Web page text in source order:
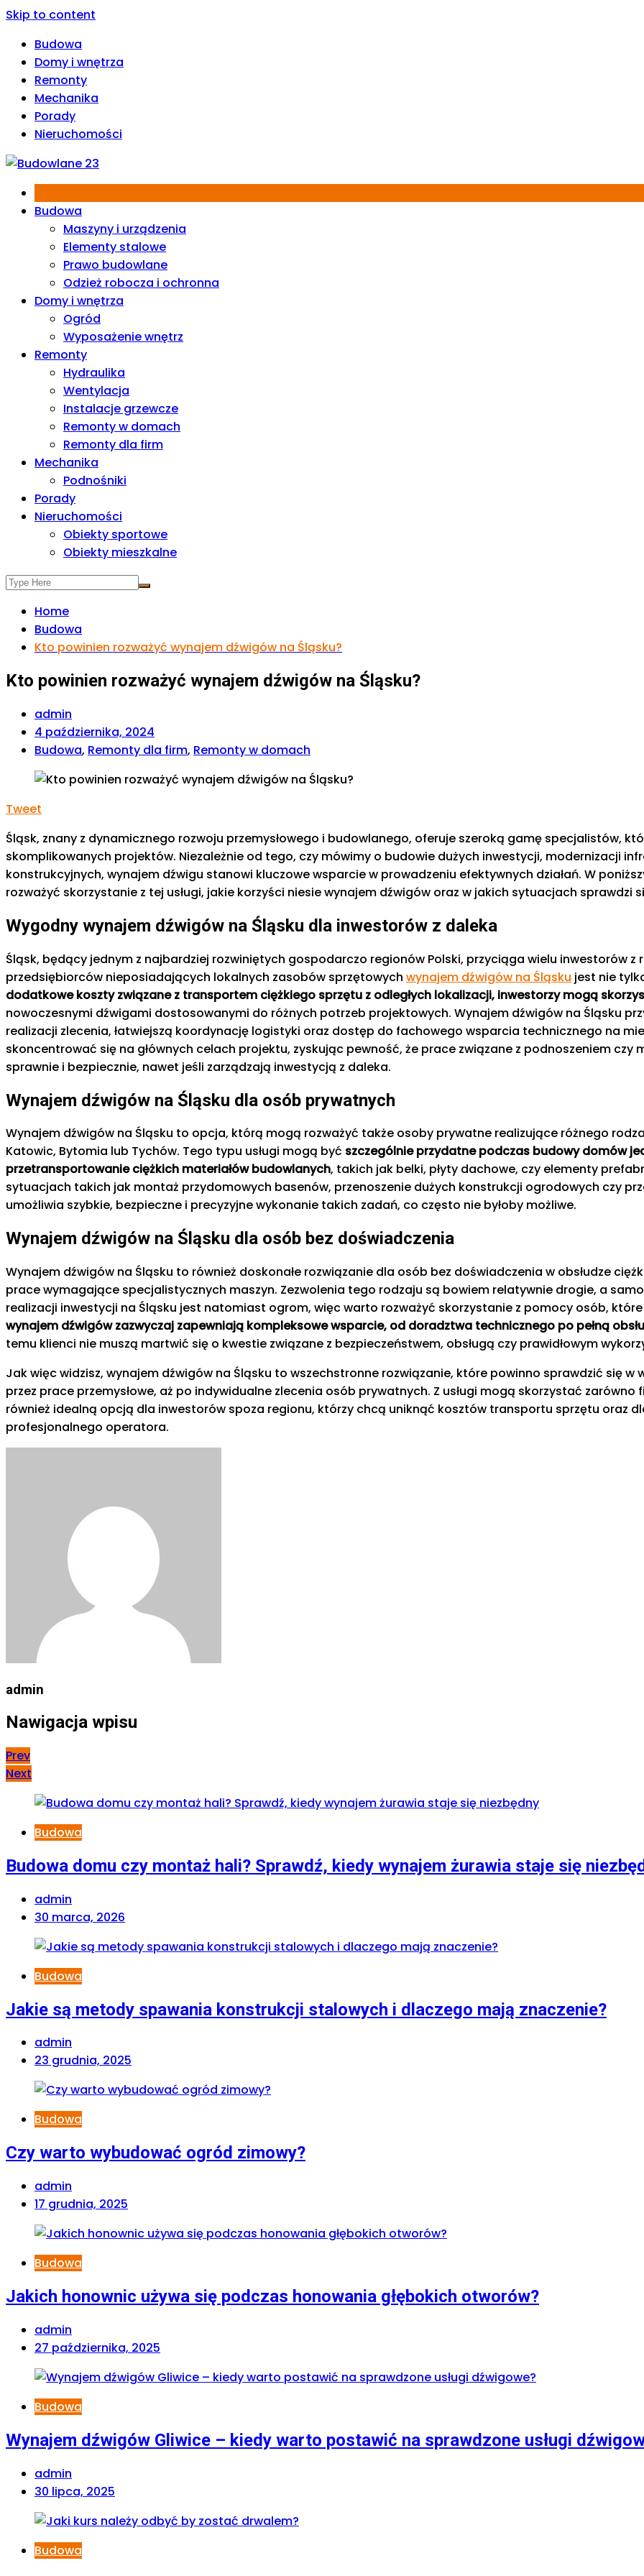
Skip to content
Budowa
Domy i wnętrza
Remonty
Mechanika
Porady
Nieruchomości
Budowa
Maszyny i urządzenia
Elementy stalowe
Prawo budowlane
Odzież robocza i ochronna
Domy i wnętrza
Ogród
Wyposażenie wnętrz
Remonty
Hydraulika
Wentylacja
Instalacje grzewcze
Remonty w domach
Remonty dla firm
Mechanika
Podnośniki
Porady
Nieruchomości
Obiekty sportowe
Obiekty mieszkalne
Home
Budowa
Kto powinien rozważyć wynajem dźwigów na Śląsku?
Kto powinien rozważyć wynajem dźwigów na Śląsku?
admin
4 października, 2024
Budowa, Remonty dla firm, Remonty w domach
Tweet
Śląsk, znany z dynamicznego rozwoju przemysłowego i budowlanego, oferuje szeroką gamę specjalistów,
skomplikowanych projektów. Niezależnie od tego, czy mówimy o budowie dużych inwestycji, modernizacji
konstrukcyjnych, wynajem dźwigu stanowi kluczowe wsparcie w prowadzeniu efektywnych działań. W
rozważyć skorzystanie z tej usługi, jakie korzyści niesie wynajem dźwigów oraz w jakich sytuacjach sprawdzi
Wygodny wynajem dźwigów na Śląsku dla inwestorów z daleka
Śląsk, będący jednym z najbardziej rozwiniętych gospodarczo regionów Polski, przyciąga wielu inwestorów z
przedsiębiorców nieposiadających lokalnych zasobów sprzętowych wynajem dźwigów na Śląsku jest nie
dodatkowe koszty związane z transportem ciężkiego sprzętu z odległych lokalizacji, inwestorzy mogą
nowoczesnymi dźwigami dostosowanymi do różnych potrzeb projektowych. Wynajem dźwigów na Śląsku
realizacji zlecenia, łatwiejszą koordynację logistyki oraz dostęp do fachowego wsparcia technicznego na
skoncentrować się na głównych celach projektu, zyskując pewność, że prace związane z podnoszeniem
sprawnie i bezpiecznie, nawet jeśli zarządzają inwestycją z daleka.
Wynajem dźwigów na Śląsku dla osób prywatnych
Wynajem dźwigów na Śląsku to opcja, którą mogą rozważyć także osoby prywatne realizujące różnego
Katowic, Bytomia lub Tychów. Tego typu usługi mogą być szczególnie przydatne podczas budowy domów
przetransportowanie ciężkich materiałów budowlanych, takich jak belki, płyty dachowe, czy elementy
sytuacjach takich jak montaż przydomowych basenów, przenoszenie dużych konstrukcji ogrodowych czy
umożliwia szybkie, bezpieczne i precyzyjne wykonanie takich zadań, co często nie byłoby możliwe.
Wynajem dźwigów na Śląsku dla osób bez doświadczenia
Wynajem dźwigów na Śląsku to również doskonałe rozwiązanie dla osób bez doświadczenia w obsłudze
prace wymagające specjalistycznych maszyn. Zezwolenia tego rodzaju są bowiem relatywnie drogie, a
realizacji inwestycji na Śląsku jest natomiast ogrom, więc warto rozważyć skorzystanie z pomocy osób,
wynajem dźwigów zazwyczaj zapewniają kompleksowe wsparcie, od doradztwa technicznego po pełną
temu klienci nie muszą martwić się o kwestie związane z bezpieczeństwem, obsługą czy prawidłowym
Jak więc widzisz, wynajem dźwigów na Śląsku to wszechstronne rozwiązanie, które powinno sprawdzić się
przez prace przemysłowe, aż po indywidualne zlecenia osób prywatnych. Z usługi mogą skorzystać
również idealną opcją dla inwestorów spoza regionu, którzy chcą uniknąć kosztów transportu sprzętu oraz
profesjonalnego operatora.
admin
Nawigacja wpisu
Prev
Next
Budowa
Budowa domu czy montaż hali? Sprawdź, kiedy wynajem żurawia staje się
admin
30 marca, 2026
Budowa
Jakie są metody spawania konstrukcji stalowych i dlaczego mają znaczenie?
admin
23 grudnia, 2025
Budowa
Czy warto wybudować ogród zimowy?
admin
17 grudnia, 2025
Budowa
Jakich honownic używa się podczas honowania głębokich otworów?
admin
27 października, 2025
Budowa
Wynajem dźwigów Gliwice – kiedy warto postawić na sprawdzone usługi
admin
30 lipca, 2025
Budowa